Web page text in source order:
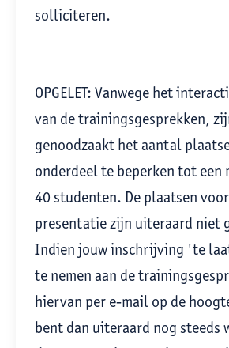
solliciteren.
OPGELET: Vanwege het
van de trainingsgesprekken,
genoodzaakt het aantal
onderdeel te beperken tot een
40 studenten. De plaatsen
presentatie zijn uiteraard niet
Indien jouw inschrijving 'te
te nemen aan de
hiervan per e-mail op de
bent dan uiteraard nog steeds